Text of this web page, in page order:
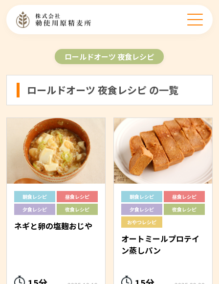
ロールドオーツ 夜食レシピ
ロールドオーツ 夜食レシピ の一覧
朝食レシピ
昼食レシピ
夕食レシピ
夜食レシピ
ネギと卵の塩麹おじや
朝食レシピ
昼食レシピ
夕食レシピ
夜食レシピ
おやつレシピ
オートミールプロテイ
ン蒸しパン